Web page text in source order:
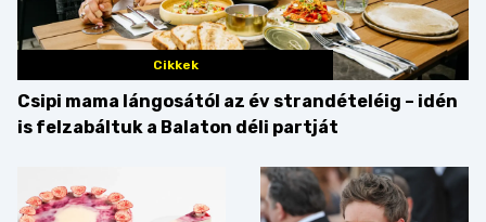
Cikkek
Csipi mama lángosától az év strandételéig – idén
is felzabáltuk a Balaton déli partját